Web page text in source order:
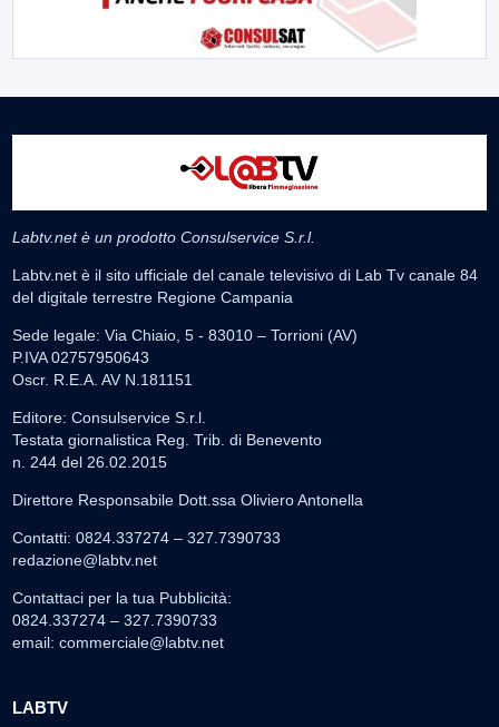
Labtv.net è un prodotto Consulservice S.r.l.
Labtv.net è il sito ufficiale del canale televisivo di Lab Tv canale 84
del digitale terrestre Regione Campania
Sede legale: Via Chiaio, 5 - 83010 – Torrioni (AV)
P.IVA 02757950643
Oscr. R.E.A. AV N.181151
Editore: Consulservice S.r.l.
Testata giornalistica Reg. Trib. di Benevento
n. 244 del 26.02.2015
Direttore Responsabile Dott.ssa Oliviero Antonella
Contatti: 0824.337274 – 327.7390733
redazione@labtv.net
Contattaci per la tua Pubblicità:
0824.337274 – 327.7390733
email: commerciale@labtv.net
LABTV